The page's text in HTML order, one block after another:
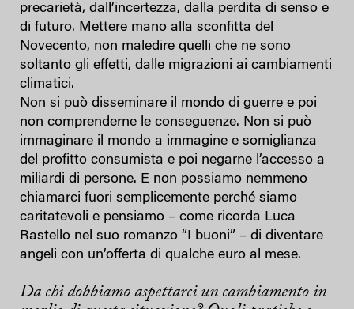
precarietà, dall’incertezza, dalla perdita di senso e
di futuro. Mettere mano alla sconfitta del
Novecento, non maledire quelli che ne sono
soltanto gli effetti, dalle migrazioni ai cambiamenti
climatici.
Non si può disseminare il mondo di guerre e poi
non comprenderne le conseguenze. Non si può
immaginare il mondo a immagine e somiglianza
del profitto consumista e poi negarne l’accesso a
miliardi di persone. E non possiamo nemmeno
chiamarci fuori semplicemente perché siamo
caritatevoli e pensiamo – come ricorda Luca
Rastello nel suo romanzo “I buoni” – di diventare
angeli con un’offerta di qualche euro al mese.
Da chi dobbiamo aspettarci un cambiamento in